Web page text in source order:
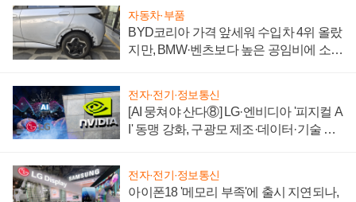
자동차·부품
BYD코리아 가격 앞세워 수입차 4위 올랐
지만, BMW·벤츠보다 높은 공임비에 소비
전자·전기·정보통신
[AI 뭉쳐야 산다⑧] LG·엔비디아 '피지컬 A
I' 동맹 강화, 구광모 제조·데이터·기술 결
전자·전기·정보통신
아이폰18 '메모리 부족'에 출시 지연되나,